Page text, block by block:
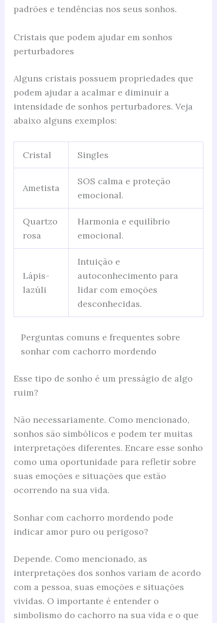
padrões e tendências nos seus sonhos.
Cristais que podem ajudar em sonhos
perturbadores
Alguns cristais possuem propriedades que
podem ajudar a acalmar e diminuir a
intensidade de sonhos perturbadores. Veja
abaixo alguns exemplos:
Cristal Singles
Ametista
SOS calma e proteção
emocional.
Quartzo
rosa
Harmonia e equilíbrio
emocional.
Lápis-
lazúli
Intuição e
autoconhecimento para
lidar com emoções
desconhecidas.
Perguntas comuns e frequentes sobre
sonhar com cachorro mordendo
Esse tipo de sonho é um presságio de algo
ruim?
Não necessariamente. Como mencionado,
sonhos são simbólicos e podem ter muitas
interpretações diferentes. Encare esse sonho
como uma oportunidade para refletir sobre
suas emoções e situações que estão
ocorrendo na sua vida.
Sonhar com cachorro mordendo pode
indicar amor puro ou perigoso?
Depende. Como mencionado, as
interpretações dos sonhos variam de acordo
com a pessoa, suas emoções e situações
vividas. O importante é entender o
simbolismo do cachorro na sua vida e o que